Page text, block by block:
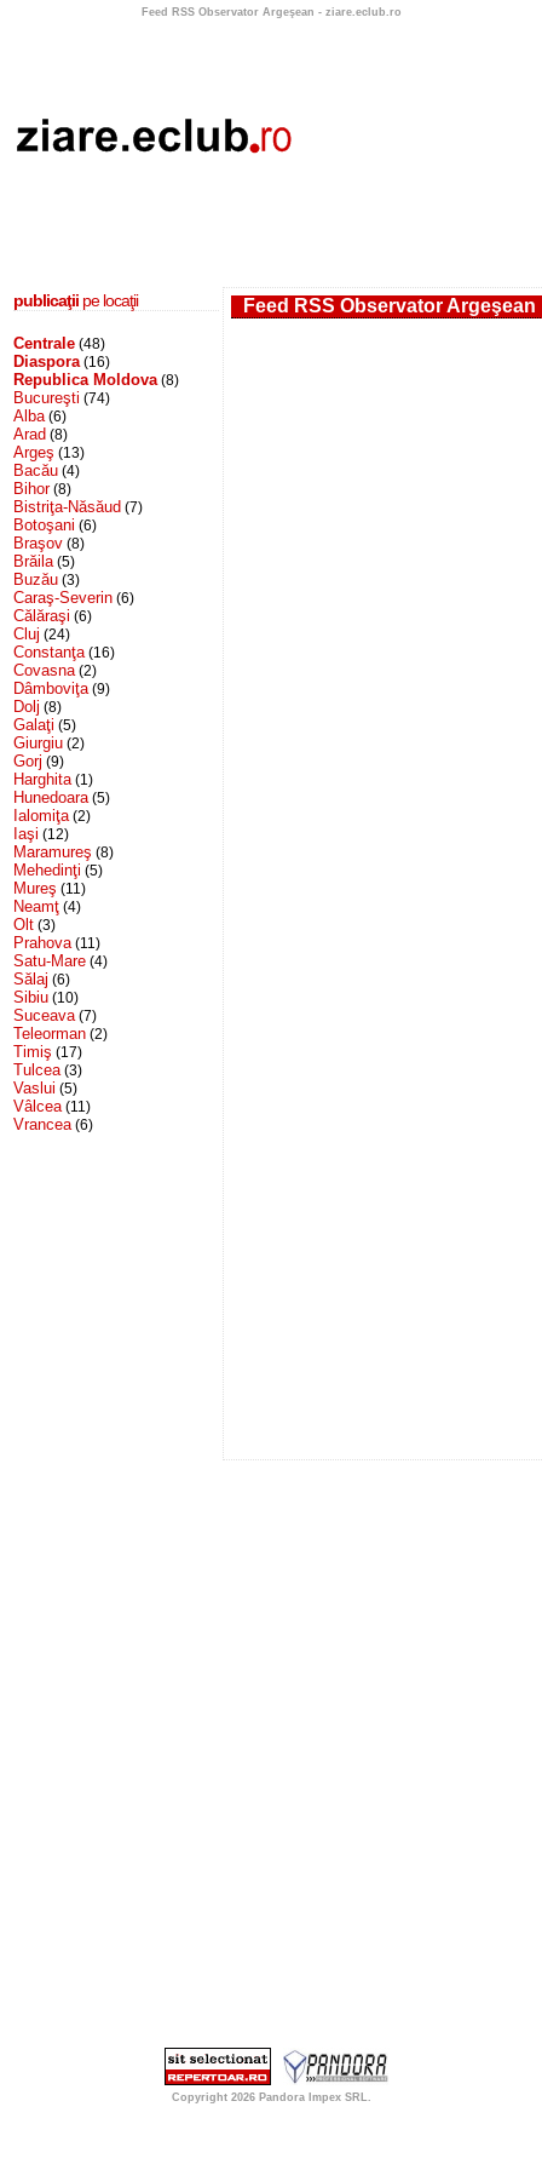
Feed RSS Observator Argeşean - ziare.eclub.ro
publicaţii pe locaţii
Centrale (48)
Diaspora (16)
Republica Moldova (8)
Bucureşti (74)
Alba (6)
Arad (8)
Argeş (13)
Bacău (4)
Bihor(8)
Bistriţa-Năsăud (7)
Botoşani (6)
Braşov (8)
Brăila (5)
Buzău (3)
Caraş-Severin (6)
Călăraşi (6)
Cluj (24)
Constanţa (16)
Covasna (2)
Dâmboviţa (9)
Dolj (8)
Galaţi (5)
Giurgiu (2)
Gorj (9)
Harghita (1)
Hunedoara (5)
Ialomiţa (2)
Iaşi (12)
Maramureş (8)
Mehedinţi (5)
Mureş (11)
Neamţ (4)
Olt (3)
Prahova (11)
Satu-Mare (4)
Sălaj (6)
Sibiu (10)
Suceava (7)
Teleorman (2)
Timiş (17)
Tulcea (3)
Vaslui (5)
Vâlcea (11)
Vrancea (6)
Feed RSS Observator Argeşean
Copyright 2026 Pandora Impex SRL.